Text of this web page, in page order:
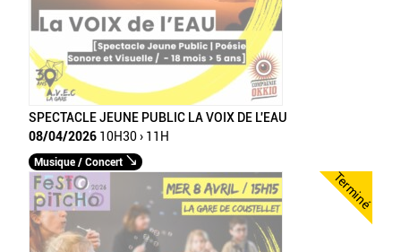
SPECTACLE JEUNE PUBLIC LA VOIX DE L'EAU
08/04/2026 10H30 › 11H
Musique / Concert
Terminé